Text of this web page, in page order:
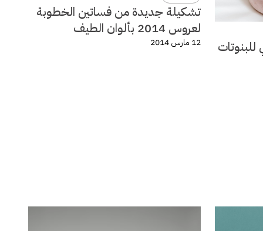
تشكيلة جديدة من فساتين الخطوبة
لعروس 2014 بألوان الطيف
12 مارس 2014